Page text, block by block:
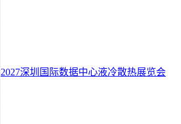
2027深圳国际数据中心液冷散热展览会